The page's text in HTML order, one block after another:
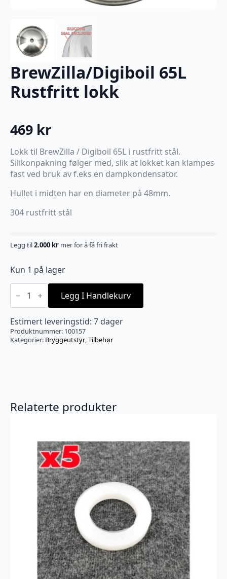
BrewZilla/Digiboil 65L
Rustfritt lokk
469 kr
Lokk til BrewZilla / Digiboil 65L i rustfritt stål.
Silikonpakning følger med, slik at lokket kan klampes
fast ved bruk av f.eks en dampkondensator.
Hullet i midten har en diameter på 48mm.
304 rustfritt stål
Legg til2.000 kr mer for å få fri frakt
Kun 1 på lager
BrewZilla/Digiboil
65L
lokk
antall
Legg I Handlekurv
Estimert leveringstid: 7 dager
Produktnummer: 100157
Kategorier: Bryggeutstyr,Tilbehør
Relaterte produkter